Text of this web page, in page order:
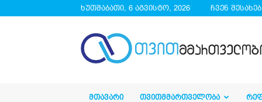
ხუთშაბათი, 6 აგვისტო, 2026 ჩვენ შესახებ
ᲛᲗᲐᲕᲐᲠᲘ ᲗᲕᲘᲗᲛᲛᲐᲠᲗᲕᲔᲚᲝᲑᲐ